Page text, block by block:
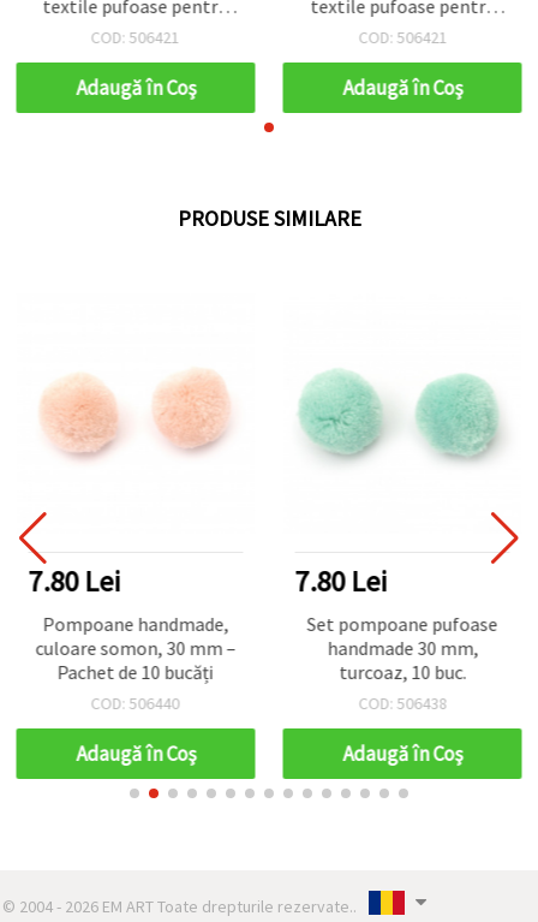
textile pufoase pentru
hobby, scrapbooking,
pentru petreceri
COD: 506421
Adaugă în Coş
textile pufoase pentru
hobby, scrapbooking,
pentru petreceri
COD: 506421
Adaugă în Coş
PRODUSE SIMILARE
7.80 Lei
Pompoane handmade,
culoare somon, 30 mm –
Pachet de 10 bucăți
COD: 506440
Adaugă în Coş
7.80 Lei
Set pompoane pufoase
handmade 30 mm,
turcoaz, 10 buc.
COD: 506438
Adaugă în Coş
© 2004 - 2026 EM ART Toate drepturile rezervate..